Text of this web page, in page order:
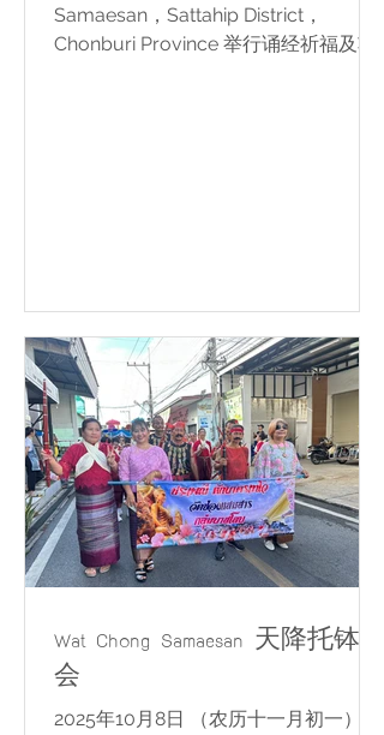
Samaesan，Sattahip District，
Chonburi Province 举行诵经祈福及功
Wat Chong Samaesan 天降托钵法
会
2025年10月8日 （农历十一月初一）